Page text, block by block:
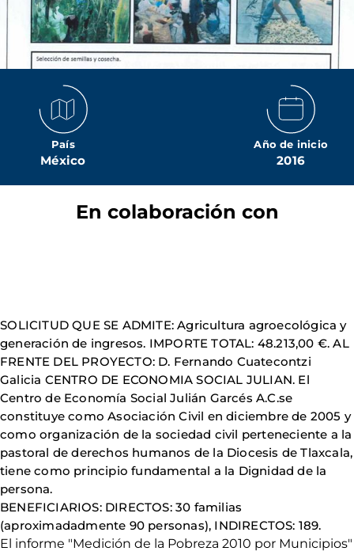
País
México
Año de inicio
2016
En colaboración con
SOLICITUD QUE SE ADMITE: Agricultura agroecológica y
generación de ingresos. IMPORTE TOTAL: 48.213,00 €. AL
FRENTE DEL PROYECTO: D. Fernando Cuatecontzi
Galicia CENTRO DE ECONOMIA SOCIAL JULIAN. El
Centro de Economía Social Julián Garcés A.C.se
constituye como Asociación Civil en diciembre de 2005 y
como organización de la sociedad civil perteneciente a la
pastoral de derechos humanos de la Diocesis de Tlaxcala,
tiene como principio fundamental a la Dignidad de la
persona.
BENEFICIARIOS: DIRECTOS: 30 familias
(aproximadadmente 90 personas), INDIRECTOS: 189.
El informe "Medición de la Pobreza 2010 por Municipios"